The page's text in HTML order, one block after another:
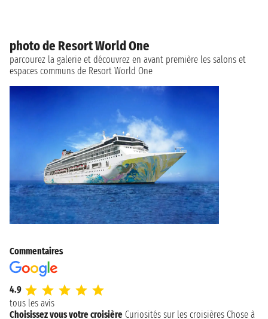
photo de Resort World One
parcourez la galerie et découvrez en avant première les salons et
espaces communs de Resort World One
Commentaires
4.9
tous les avis
Choisissez vous votre croisière Curiosités sur les croisières Chose à